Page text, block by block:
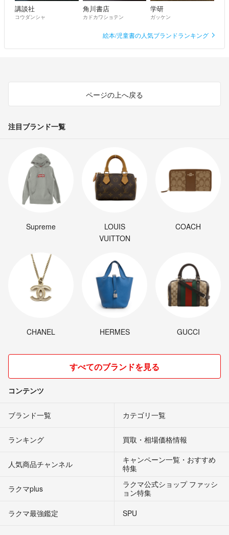
講談社
コウダンシャ
角川書店
カドカワショテン
学研
ガッケン
絵本/児童書の人気ブランドランキング
ページの上へ戻る
注目ブランド一覧
Supreme
LOUIS
VUITTON
COACH
CHANEL HERMES GUCCI
すべてのブランドを見る
コンテンツ
ブランド一覧 カテゴリ一覧
ランキング 買取・相場価格情報
人気商品チャンネル
キャンペーン一覧・おすすめ
特集
ラクマplus
ラクマ公式ショップ ファッシ
ョン特集
ラクマ最強鑑定
SPU